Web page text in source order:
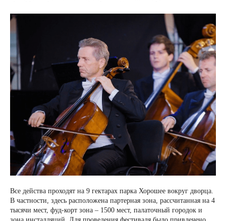
Все действа проходят на 9 гектарах парка Хорошее вокруг дворца.
В частности, здесь расположена партерная зона, рассчитанная на 4
тысячи мест, фуд-корт зона – 1500 мест, палаточный городок и